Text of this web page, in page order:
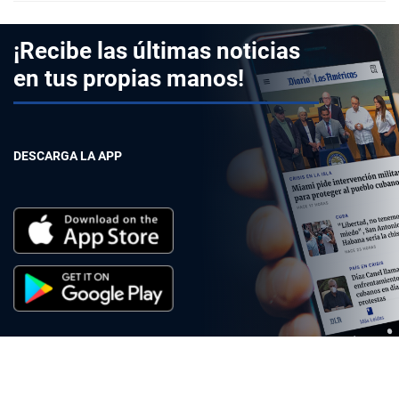
¡Recibe las últimas noticias
en tus propias manos!
DESCARGA LA APP